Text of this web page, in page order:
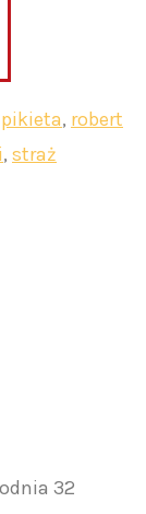
pikieta, robert
, straż
32